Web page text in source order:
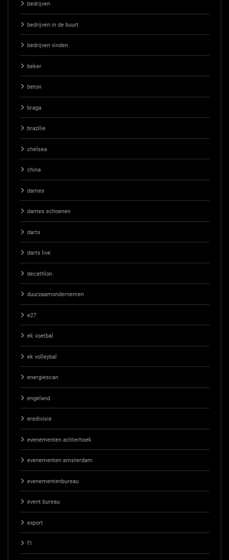
bedrijven
bedrijven in de buurt
bedrijven vinden
beker
beton
braga
brazilie
chelsea
china
dames
dames schoenen
darts
darts live
decathlon
duurzaamondernemen
e27
ek voetbal
ek volleybal
energiescan
engeland
eredivisie
evenementen achterhoek
evenementen amsterdam
evenementenbureau
event bureau
export
f1